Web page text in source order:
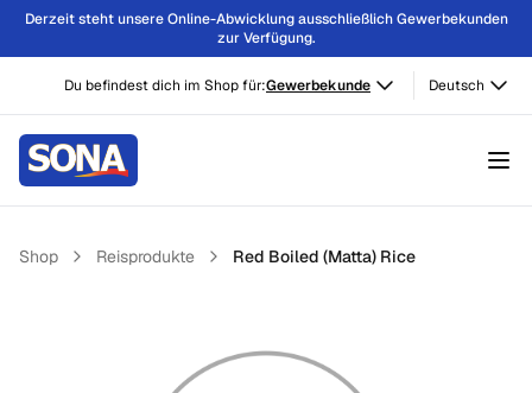
Derzeit steht unsere Online-Abwicklung ausschließlich Gewerbekunden
zur Verfügung.
Du befindest dich im Shop für:Gewerbekunde Deutsch
Shop Reisprodukte Red Boiled (Matta) Rice